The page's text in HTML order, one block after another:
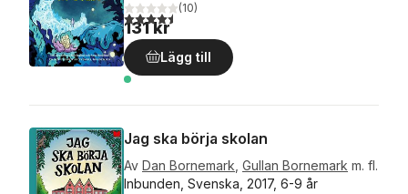
4,5utav 5 stjärnor. Totalt antal röster:
(10)
131 kr
Lägg till
Jag ska börja skolan
Av Dan Bornemark Gullan Bornemark m. fl.
Inbunden, Svenska, 2017, 6-9 år